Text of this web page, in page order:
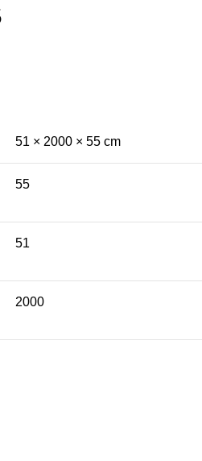
51 × 2000 × 55 cm
55
51
2000